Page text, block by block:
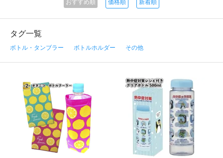
おすすめ順 価格順 新着順
タグ一覧
ボトル・タンブラー ボトルホルダー その他